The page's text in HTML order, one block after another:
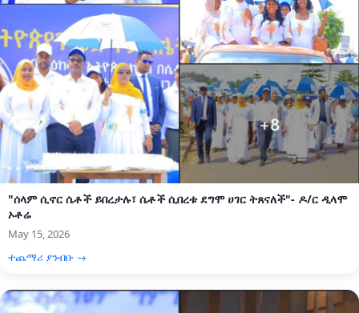
"ሰላም ሲኖር ሴቶች ይበረታሉ፣ ሴቶች ሲበረቱ ደግሞ ሀገር ትጸናለች"- ዶ/ር ዲላሞ
ኦቶሬ
May 15, 2026
ተጨማሪ ያንብቡ →